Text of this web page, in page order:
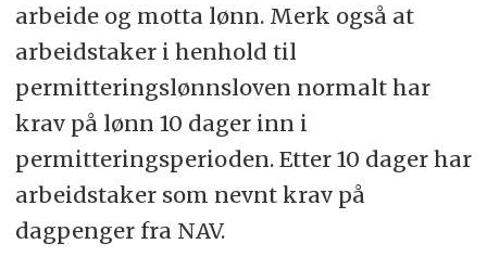
arbeide og motta lønn. Merk også at
arbeidstaker i henhold til
permitteringslønnsloven normalt har
krav på lønn 10 dager inn i
permitteringsperioden. Etter 10 dager har
arbeidstaker som nevnt krav på
dagpenger fra NAV.